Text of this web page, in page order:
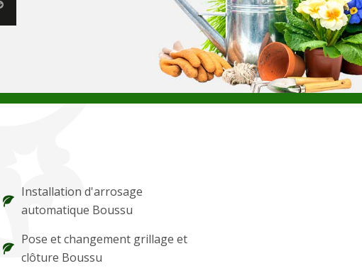
Installation d'arrosage
automatique Boussu
Pose et changement grillage et
clôture Boussu